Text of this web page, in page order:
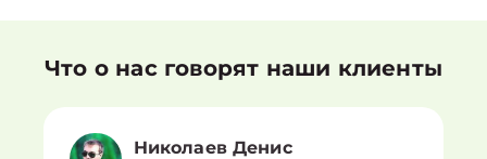
Что о нас говорят наши клиенты
Николаев Денис